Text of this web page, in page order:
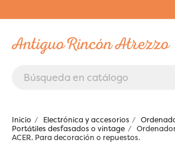
Inicio Electrónica y accesorios
Portátiles desfasados o vintage
ACER. Para decoración o repuestos.